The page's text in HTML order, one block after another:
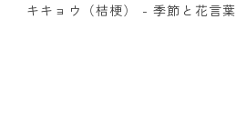
キキョウ（桔梗） - 季節と花言葉